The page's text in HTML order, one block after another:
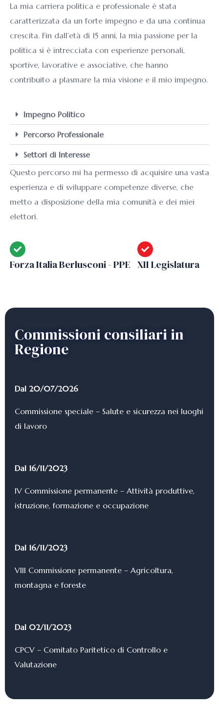
La mia carriera politica e professionale è stata
caratterizzata da un forte impegno e da una continua
crescita. Fin dall’età di 15 anni, la mia passione per la
politica si è intrecciata con esperienze personali,
sportive, lavorative e associative, che hanno
contribuito a plasmare la mia visione e il mio impegno.
Impegno Politico
Percorso Professionale
Settori di Interesse
Questo percorso mi ha permesso di acquisire una vasta
esperienza e di sviluppare competenze diverse, che
metto a disposizione della mia comunità e dei miei
elettori.
Forza Italia Berlusconi - PPE XII Legislatura
Commissioni consiliari in
Regione
Dal 20/07/2026
Commissione speciale – Salute e sicurezza nei luoghi
di lavoro
Dal 16/11/2023
IV Commissione permanente – Attività produttive,
istruzione, formazione e occupazione
Dal 16/11/2023
VIII Commissione permanente – Agricoltura,
montagna e foreste
Dal 02/11/2023
CPCV – Comitato Paritetico di Controllo e
Valutazione